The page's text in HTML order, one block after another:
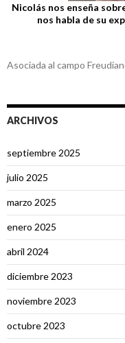
Nicolás nos enseña
nos habla de su
Asociada al campo
ARCHIVOS
septiembre 2025
julio 2025
marzo 2025
enero 2025
abril 2024
diciembre 2023
noviembre 2023
octubre 2023